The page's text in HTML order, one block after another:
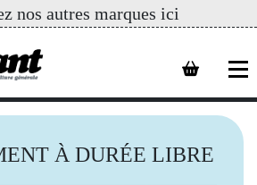
nos autres marques ici
À DURÉE LIBRE